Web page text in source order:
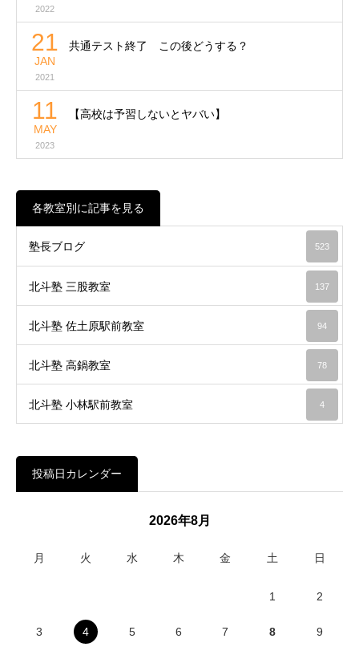
2022
21
JAN
2021
共通テスト終了 この後どうする？
11
MAY
2023
【高校は予習しないとヤバい】
各教室別に記事を見る
塾長ブログ 523
北斗塾 三股教室 137
北斗塾 佐土原駅前教室 94
北斗塾 高鍋教室 78
北斗塾 小林駅前教室 4
投稿日カレンダー
2026年8月
月 火 水 木 金 土 日
1 2
3 4 5 6 7 8 9